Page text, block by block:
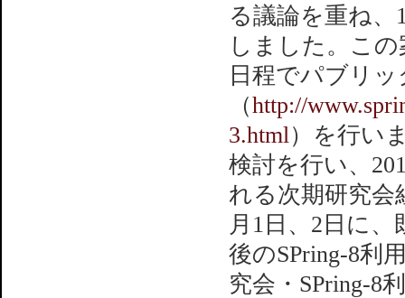
る議論を重ね、
しました。こ
日程でパブリ
（http://
3.html）を行い
検討を行い、
れる次期研究会
月1日、2日に
後のSPring-8利
究会・SPring-8